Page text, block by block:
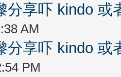
分享吓 kindo 或
AM
分享吓 kindo 或
PM